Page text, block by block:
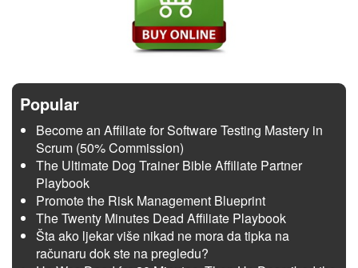
Popular
Become an Affiliate for Software Testing Mastery in
Scrum (50% Commission)
The Ultimate Dog Trainer Bible Affiliate Partner
Playbook
Promote the Risk Management Blueprint
The Twenty Minutes Dead Affiliate Playbook
Šta ako ljekar više nikad ne mora da tipka na
računaru dok ste na pregledu?